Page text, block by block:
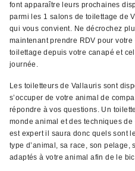
font apparaître leurs prochaines
parmi les 1 salons de toilettage de
qui vous convient. Ne décrochez
maintenant prendre RDV pour
toilettage depuis votre canapé et
journée.
Les toiletteurs de Vallauris sont
s’occuper de votre animal de
répondre à vos questions. Un
monde animal et des techniques
est expert il saura donc quels sont
type d’animal, sa race, son
adaptés à votre animal afin de le